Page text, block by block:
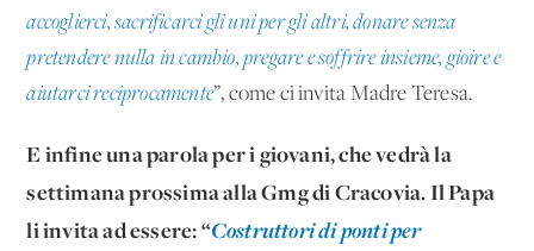
accoglierci, sacrificarci gli uni per gli altri, donare senza
pretendere nulla in cambio, pregare e soffrire insieme, gioire e
aiutarci reciprocamente”, come ci invita Madre Teresa.
E infine una parola per i giovani, che vedrà la
settimana prossima alla Gmg di Cracovia. Il Papa
li invita ad essere: “Costruttori di ponti per